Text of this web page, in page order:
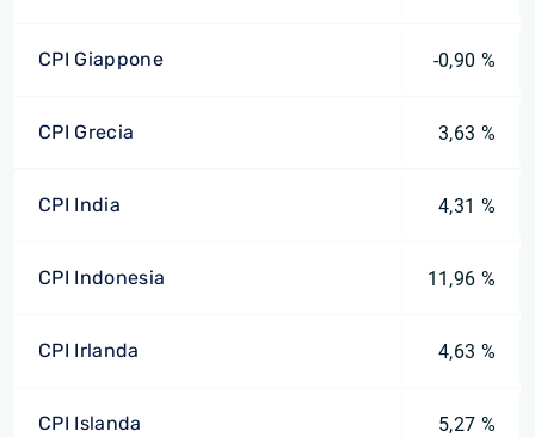
CPI Giappone -0,90 %
CPI Grecia 3,63 %
CPI India 4,31 %
CPI Indonesia 11,96 %
CPI Irlanda 4,63 %
CPI Islanda 5,27 %